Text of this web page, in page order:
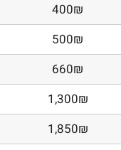
400₪
500₪
660₪
1,300₪
1,850₪